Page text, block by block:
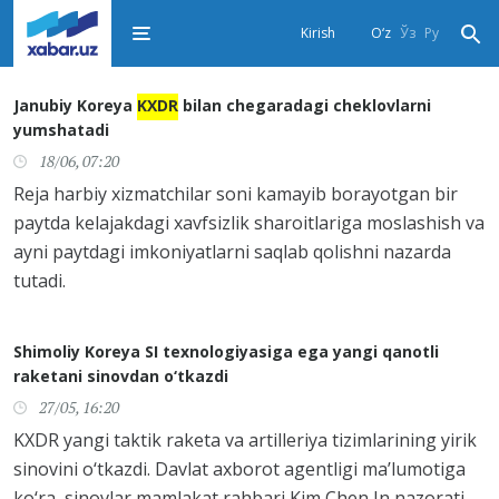
O‘z Ўз Ру
Kirish
Janubiy Koreya KXDR bilan chegaradagi cheklovlarni
yumshatadi
18/06, 07:20
Reja harbiy xizmatchilar soni kamayib borayotgan bir
paytda kelajakdagi xavfsizlik sharoitlariga moslashish va
ayni paytdagi imkoniyatlarni saqlab qolishni nazarda
tutadi.
Shimoliy Koreya SI texnologiyasiga ega yangi qanotli
raketani sinovdan o‘tkazdi
27/05, 16:20
KXDR yangi taktik raketa va artilleriya tizimlarining yirik
sinovini o‘tkazdi. Davlat axborot agentligi ma’lumotiga